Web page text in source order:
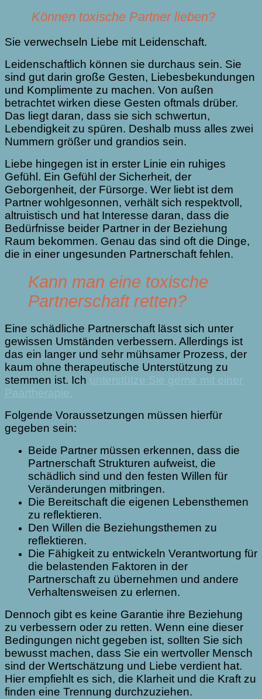
Können toxische Partner lieben?
Sie verwechseln Liebe mit Leidenschaft.
Leidenschaftlich können sie durchaus sein. Sie
sind gut darin große Gesten, Liebesbekundungen
und Komplimente zu machen. Von außen
betrachtet wirken diese Gesten oftmals drüber.
Das liegt daran, dass sie sich schwertun,
Lebendigkeit zu spüren. Deshalb muss alles zwei
Nummern größer und grandios sein.
Liebe hingegen ist in erster Linie ein ruhiges
Gefühl. Ein Gefühl der Sicherheit, der
Geborgenheit, der Fürsorge. Wer liebt ist dem
Partner wohlgesonnen, verhält sich respektvoll,
altruistisch und hat Interesse daran, dass die
Bedürfnisse beider Partner in der Beziehung
Raum bekommen. Genau das sind oft die Dinge,
die in einer ungesunden Partnerschaft fehlen.
Kann man eine toxische
Partnerschaft retten?
Eine schädliche Partnerschaft lässt sich unter
gewissen Umständen verbessern. Allerdings ist
das ein langer und sehr mühsamer Prozess, der
kaum ohne therapeutische Unterstützung zu
stemmen ist. Ich
Folgende Voraussetzungen müssen hierfür
gegeben sein:
Beide Partner müssen erkennen, dass die
Partnerschaft Strukturen aufweist, die
schädlich sind und den festen Willen für
Veränderungen mitbringen.
Die Bereitschaft die eigenen Lebensthemen
zu reflektieren.
Den Willen die Beziehungsthemen zu
reflektieren.
Die Fähigkeit zu entwickeln Verantwortung für
die belastenden Faktoren in der
Partnerschaft zu übernehmen und andere
Verhaltensweisen zu erlernen.
Dennoch gibt es keine Garantie ihre Beziehung
zu verbessern oder zu retten. Wenn eine dieser
Bedingungen nicht gegeben ist, sollten Sie sich
bewusst machen, dass Sie ein wertvoller Mensch
sind der Wertschätzung und Liebe verdient hat.
Hier empfiehlt es sich, die Klarheit und die Kraft zu
finden eine Trennung durchzuziehen.